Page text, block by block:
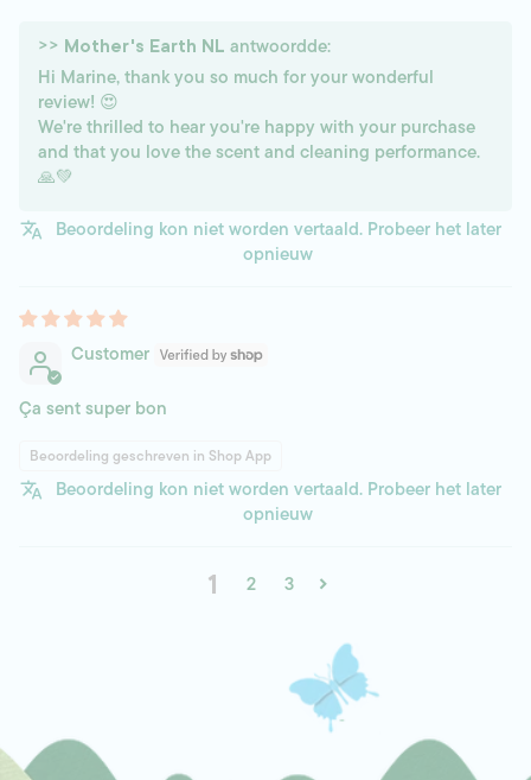
>> Mother's Earth NL antwoordde:
Hi Marine, thank you so much for your wonderful
review! 😍
We're thrilled to hear you're happy with your purchase
and that you love the scent and cleaning performance.
🙏💚
Beoordeling kon niet worden vertaald. Probeer het later
opnieuw
Customer
Ça sent super bon
Beoordeling geschreven in Shop App
Beoordeling kon niet worden vertaald. Probeer het later
opnieuw
1 2 3